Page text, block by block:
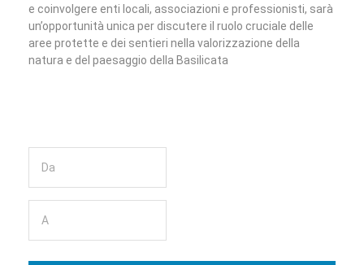
e coinvolgere enti locali, associazioni e professionisti, sarà
un’opportunità unica per discutere il ruolo cruciale delle
aree protette e dei sentieri nella valorizzazione della
natura e del paesaggio della Basilicata